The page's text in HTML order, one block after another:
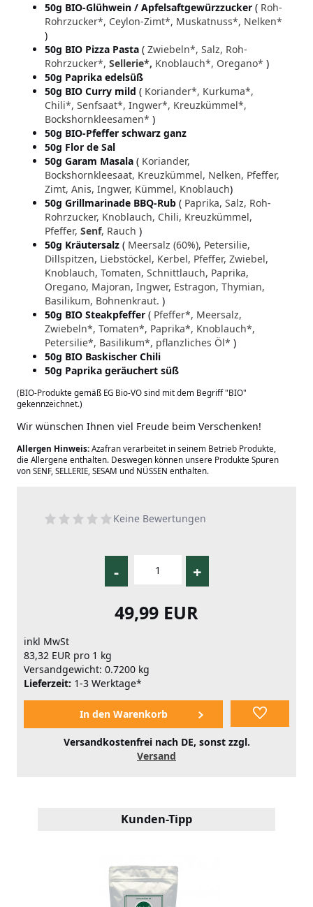
50g BIO-Glühwein / Apfelsaftgewürzzucker ( Roh-
Rohrzucker*, Ceylon-Zimt*, Muskatnuss*, Nelken*
)
50g BIO Pizza Pasta ( Zwiebeln*, Salz, Roh-
Rohrzucker*, Sellerie*, Knoblauch*, Oregano* )
50g Paprika edelsüß
50g BIO Curry mild ( Koriander*, Kurkuma*,
Chili*, Senfsaat*, Ingwer*, Kreuzkümmel*,
Bockshornkleesamen* )
50g BIO-Pfeffer schwarz ganz
50g Flor de Sal
50g Garam Masala ( Koriander,
Bockshornkleesaat, Kreuzkümmel, Nelken, Pfeffer,
Zimt, Anis, Ingwer, Kümmel, Knoblauch)
50g Grillmarinade BBQ-Rub ( Paprika, Salz, Roh-
Rohrzucker, Knoblauch, Chili, Kreuzkümmel,
Pfeffer, Senf, Rauch )
50g Kräutersalz ( Meersalz (60%), Petersilie,
Dillspitzen, Liebstöckel, Kerbel, Pfeffer, Zwiebel,
Knoblauch, Tomaten, Schnittlauch, Paprika,
Oregano, Majoran, Ingwer, Estragon, Thymian,
Basilikum, Bohnenkraut. )
50g BIO Steakpfeffer ( Pfeffer*, Meersalz,
Zwiebeln*, Tomaten*, Paprika*, Knoblauch*,
Petersilie*, Basilikum*, pflanzliches Öl* )
50g BIO Baskischer Chili
50g Paprika geräuchert süß
(BIO-Produkte gemäß EG Bio-VO sind mit dem Begriff "BIO"
gekennzeichnet.)
Wir wünschen Ihnen viel Freude beim Verschenken!
Allergen Hinweis: Azafran verarbeitet in seinem Betrieb Produkte,
die Allergene enthalten. Deswegen können unsere Produkte Spuren
von SENF, SELLERIE, SESAM und NÜSSEN enthalten.
Keine Bewertungen
- +
49,99 EUR
inkl MwSt
83,32 EUR pro 1 kg
Versandgewicht: 0.7200 kg
Lieferzeit: 1-3 Werktage*
Versandkostenfrei nach DE, sonst zzgl.
Versand
Kunden-Tipp